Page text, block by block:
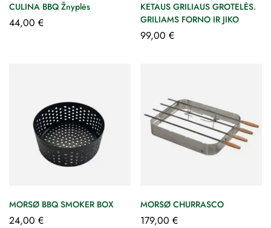
CULINA BBQ Žnyplės
44,00 €
KETAUS GRILIAUS GROTELĖS.
GRILIAMS FORNO IR JIKO
99,00 €
MORSØ BBQ SMOKER BOX
24,00 €
MORSØ CHURRASCO
179,00 €